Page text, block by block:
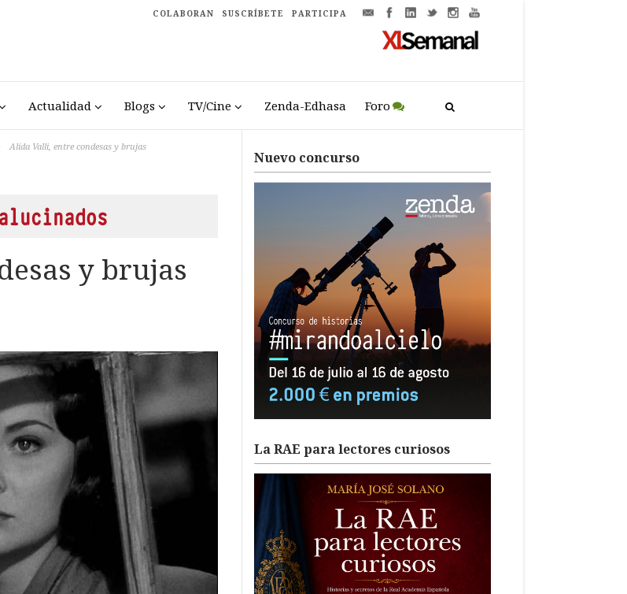
COLABORAN SUSCRÍBETE PARTICIPA
Actualidad Blogs TV/Cine Zenda-Edhasa Foro
Alida Valli, entre condesas y brujas
y brujas
Nuevo concurso
La RAE para lectores curiosos